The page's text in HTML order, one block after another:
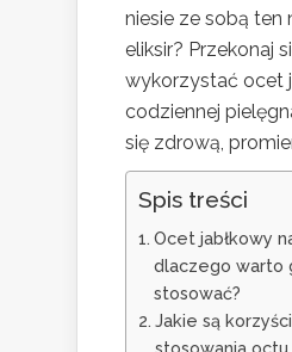
niesie ze sobą ten
eliksir? Przekonaj
wykorzystać ocet
codziennej
się zdrową,
Spis treści
Ocet jabłkowy
dlaczego warto
stosować?
Jakie są
stosowania octu